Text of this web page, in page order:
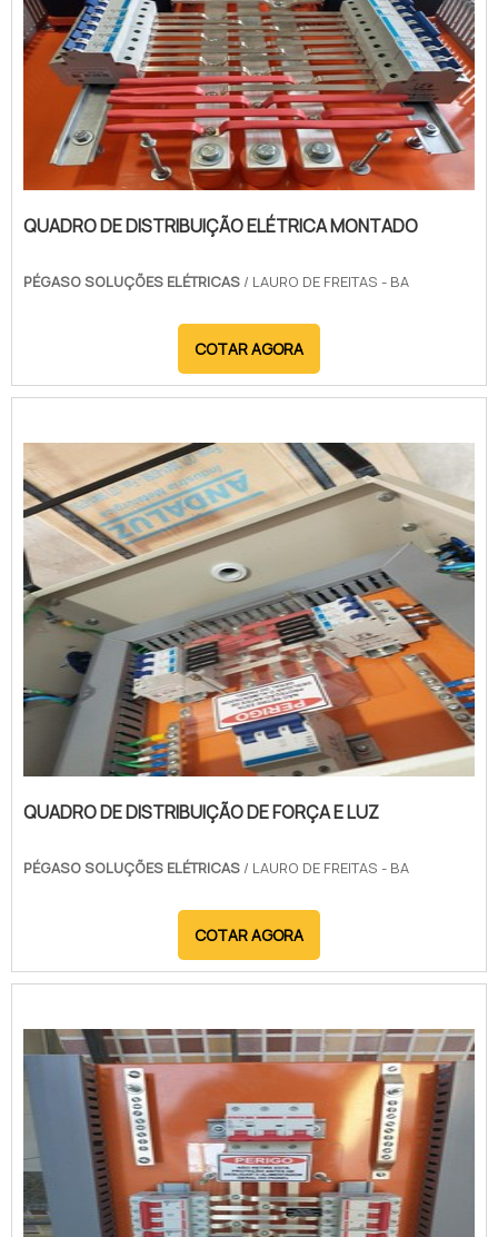
QUADRO DE DISTRIBUIÇÃO ELÉTRICA MONTADO
PÉGASO SOLUÇÕES ELÉTRICAS / LAURO DE FREITAS - BA
COTAR AGORA
QUADRO DE DISTRIBUIÇÃO DE FORÇA E LUZ
PÉGASO SOLUÇÕES ELÉTRICAS / LAURO DE FREITAS - BA
COTAR AGORA